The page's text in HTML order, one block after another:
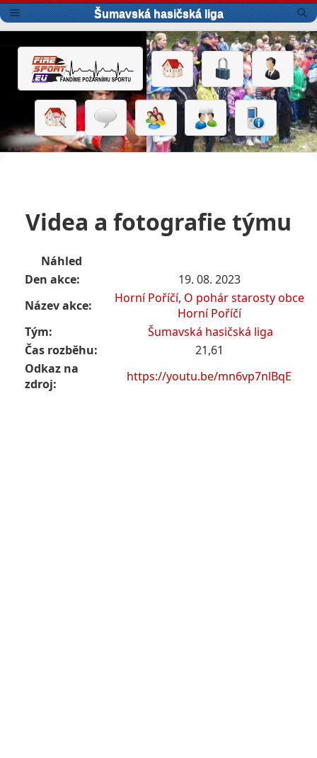
Šumavská hasičská liga
Videa a fotografie týmu
Náhled
Den akce:
19. 08. 2023
Název akce:
Horní Poříčí, O pohár starosty obce
Horní Poříčí
Tým:
Šumavská hasičská liga
Čas rozběhu:
21,61
Odkaz na
zdroj:
https://youtu.be/mn6vp7nlBqE